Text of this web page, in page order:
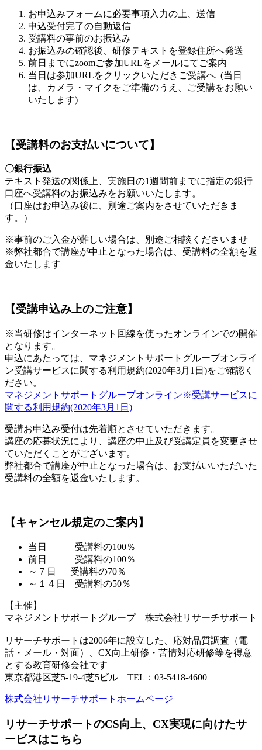
お申込みフォームに必要事項入力の上、送信
申込受付完了の自動返信
受講料の事前のお振込み
お振込みの確認後、研修テキストを登録住所へ発送
前日までにzoomご参加URLをメールにてご案内
当日は参加URLをクリックいただきご受講へ (当日
は、カメラ・マイクをご準備のうえ、ご受講をお願い
いたします)
【受講料のお支払いについて】
〇銀行振込
テキスト発送の関係上、実施日の1週間前までに指定の銀行
口座へ受講料のお振込みをお願いいたします。
（口座はお申込み後に、別途ご案内をさせていただきま
す。）
※事前のご入金が難しい場合は、別途ご相談くださいませ
※弊社都合で講座が中止となった場合は、受講料の全額を返
金いたします
【受講申込み上のご注意】
※当研修はインターネット回線を使ったオンラインでの開催
となります。
申込にあたっては、マネジメントサポートグループオンライ
ン受講サービスに関する利用規約(2020年3月1日)をご確認く
ださい。
マネジメントサポートグループオンライン※受講サービスに
関する利用規約(2020年3月1日)
受講お申込み受付は先着順とさせていただきます。
講座の応募状況により、講座の中止及び受講定員を変更させ
ていただくことがございます。
弊社都合で講座が中止となった場合は、お支払いいただいた
受講料の全額を返金いたします。
【キャンセル規定のご案内】
当日 受講料の100％
前日 受講料の100％
～７日 受講料の70％
～１４日 受講料の50％
【主催】
マネジメントサポートグループ 株式会社リサーチサポート
リサーチサポートは2006年に設立した、応対品質調査（電
話・メール・対面）、CX向上研修・苦情対応研修等を得意
とする教育研修会社です
東京都港区芝5-19-4芝5ビル TEL：03-5418-4600
株式会社リサーチサポートホームページ
リサーチサポートのCS向上、CX実現に向けたサ
ービスはこちら